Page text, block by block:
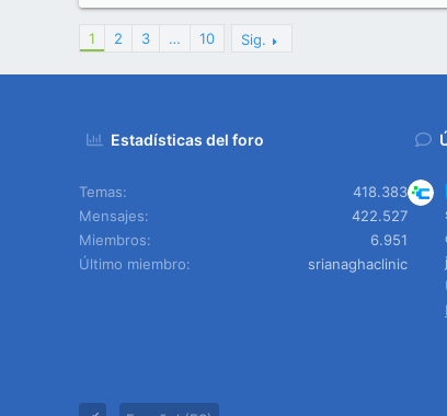
1 2 3 … 10 Sig.
Estadísticas del foro
Temas
418.383
Mensajes
422.527
Miembros
6.951
Último miembro
srianaghaclinic